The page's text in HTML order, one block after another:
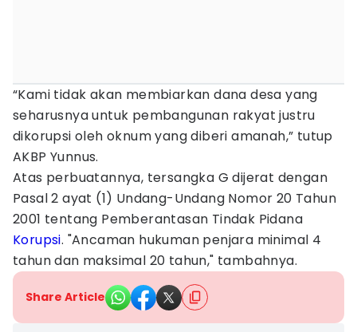
“Kami tidak akan membiarkan dana desa yang
seharusnya untuk pembangunan rakyat justru
dikorupsi oleh oknum yang diberi amanah,” tutup
AKBP Yunnus.
Atas perbuatannya, tersangka G dijerat dengan
Pasal 2 ayat (1) Undang-Undang Nomor 20 Tahun
2001 tentang Pemberantasan Tindak Pidana
Korupsi. "Ancaman hukuman penjara minimal 4
tahun dan maksimal 20 tahun," tambahnya.
Share Article